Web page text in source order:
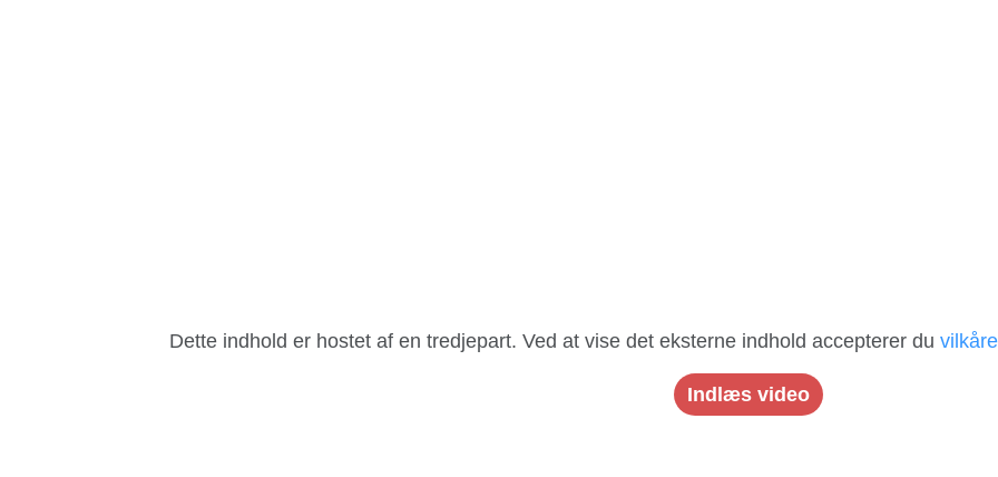
Dette indhold er hostet af en tredjepart. Ved at vise det eksterne indhold accepterer du
Indlæs video